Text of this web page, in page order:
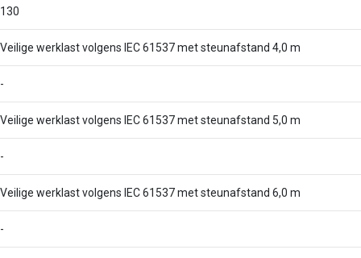
130
Veilige werklast volgens IEC 61537 met steunafstand 4,0 m
-
Veilige werklast volgens IEC 61537 met steunafstand 5,0 m
-
Veilige werklast volgens IEC 61537 met steunafstand 6,0 m
-